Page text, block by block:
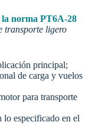
la norma PT6A-28
transporte ligero
principal;
de carga y vuelos
para transporte
lo especificado en el